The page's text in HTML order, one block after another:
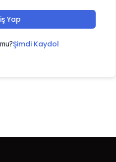
Yap
Şimdi Kaydol